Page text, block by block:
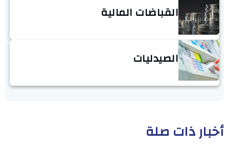
القباضات المالية
الصيدليات
أخبار ذات صلة